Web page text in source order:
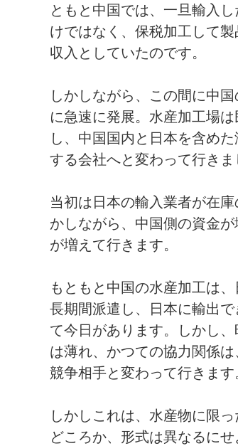
ともと中国では、一旦輸入
けではなく、保税加工して
収入としていたのです。
しかしながら、この間に中
に急速に発展。水産加工場
し、中国国内と日本を含め
する会社へと変わって行きま
当初は日本の輸入業者が在
かしながら、中国側の資金
が増えて行きます。
もともと中国の水産加工は
長期間派遣し、日本に輸出
て今日があります。しかし
は薄れ、かつての協力関係
競争相手と変わって行きます
しかしこれは、水産物に限
どころか、形式は異なるに